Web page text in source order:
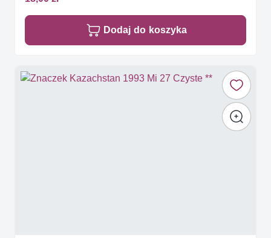
Dodaj do koszyka